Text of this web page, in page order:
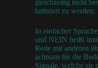
gleichzeitig nicht
kritisiert zu werden.
In einfacher
und NEIN heißt
Rede mit anderen
achtsam für die
Signale, welche sie